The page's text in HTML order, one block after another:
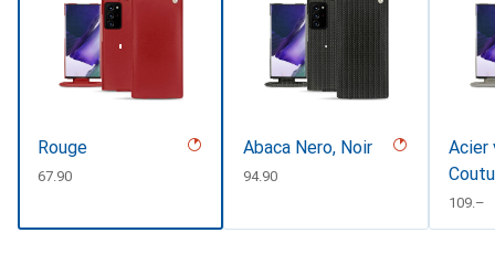
Rouge
CHF
67.90
Abaca Nero, Noir
CHF
94.90
Acier
CHF
109.–